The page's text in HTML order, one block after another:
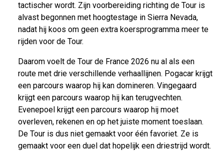
tactischer wordt. Zijn voorbereiding richting de Tour is
alvast begonnen met hoogtestage in Sierra Nevada,
nadat hij koos om geen extra koersprogramma meer te
rijden voor de Tour.
Daarom voelt de Tour de France 2026 nu al als een
route met drie verschillende verhaallijnen. Pogacar krijgt
een parcours waarop hij kan domineren. Vingegaard
krijgt een parcours waarop hij kan terugvechten.
Evenepoel krijgt een parcours waarop hij moet
overleven, rekenen en op het juiste moment toeslaan.
De Tour is dus niet gemaakt voor één favoriet. Ze is
gemaakt voor een duel dat hopelijk een driestrijd wordt.